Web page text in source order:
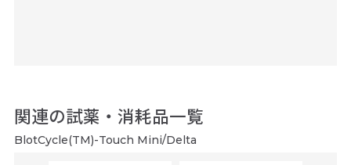
関連の試薬・消耗品一覧
BlotCycle(TM)-Touch Mini/Delta